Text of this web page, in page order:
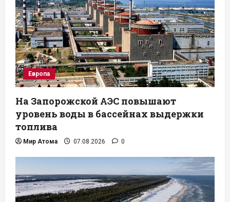
Европа
На Запорожской АЭС повышают
уровень воды в бассейнах выдержки
топлива
Мир Атома 07.08.2026 0